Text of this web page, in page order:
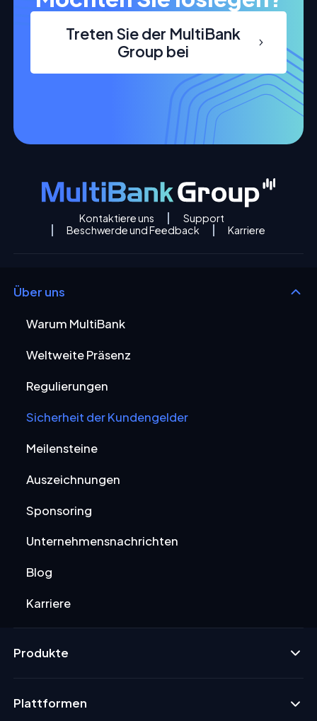
Treten Sie der MultiBank
Group bei
Kontaktiere uns
Support
Beschwerde und Feedback
Karriere
Über uns
Warum MultiBank
Weltweite Präsenz
Regulierungen
Sicherheit der Kundengelder
Meilensteine
Auszeichnungen
Sponsoring
Unternehmensnachrichten
Blog
Karriere
Produkte
Plattformen